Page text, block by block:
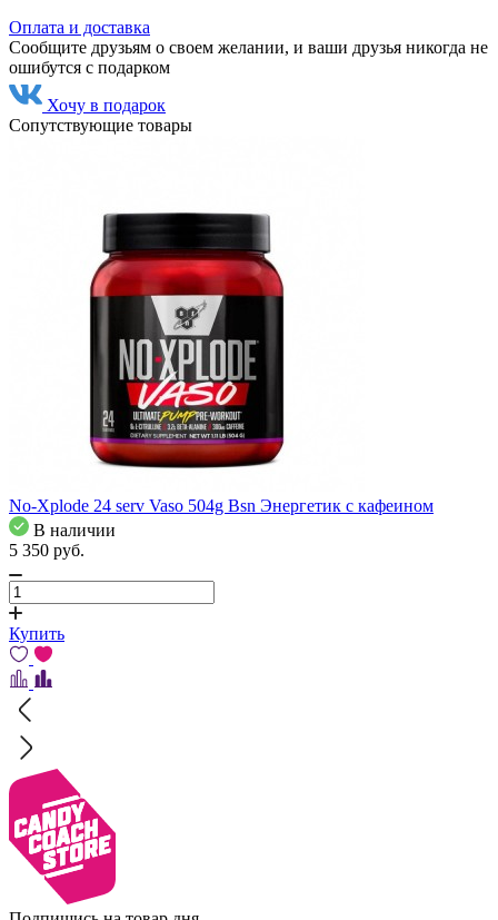
Оплата и доставка
Сообщите друзьям о своем желании, и ваши друзья никогда не
ошибутся с подарком
Хочу в подарок
Сопутствующие товары
No-Xplode 24 serv Vaso 504g Bsn Энергетик с кафеином
В наличии
5 350 pуб.
Купить